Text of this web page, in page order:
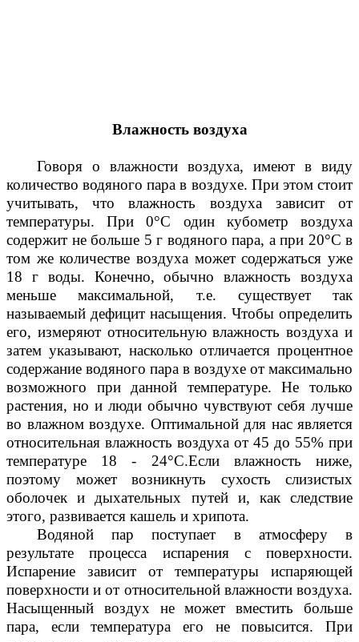
Влажность воздуха
Говоря о влажности воздуха, имеют в виду
количество водяного пара в воздухе. При этом стоит
учитывать, что влажность воздуха зависит от
температуры. При 0°С один кубометр воздуха
содержит не больше 5 г водяного пара, а при 20°С в
том же количестве воздуха может содержаться уже
18 г воды. Конечно, обычно влажность воздуха
меньше максимальной, т.е. существует так
называемый дефицит насыщения. Чтобы определить
его, измеряют относительную влажность воздуха и
затем указывают, насколько отличается процентное
содержание водяного пара в воздухе от максимально
возможного при данной температуре. Не только
растения, но и люди обычно чувствуют себя лучше
во влажном воздухе. Оптимальной для нас является
относительная влажность воздуха от 45 до 55% при
температуре 18 - 24°С.Если влажность ниже,
поэтому может возникнуть сухость слизистых
оболочек и дыхательных путей и, как следствие
этого, развивается кашель и хрипота.
Водяной пар поступает в атмосферу в
результате процесса испарения с поверхности.
Испарение зависит от температуры испаряющей
поверхности и от относительной влажности воздуха.
Насыщенный воздух не может вместить больше
пара, если температура его не повысится. При